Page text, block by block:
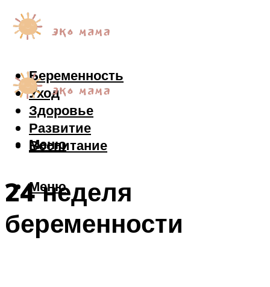
Беременность
Уход
Здоровье
Развитие
Воспитание
Меню
Меню
24 неделя
беременности